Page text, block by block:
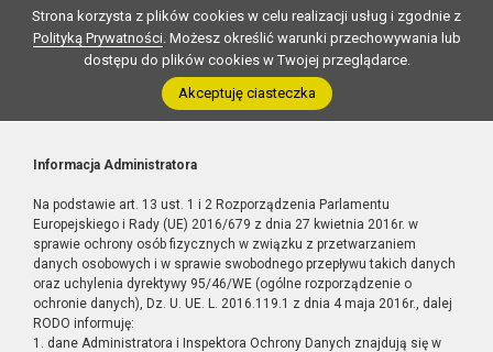
Strona korzysta z plików cookies w celu realizacji usług i zgodnie z
Polityką Prywatności. Możesz określić warunki przechowywania lub
dostępu do plików cookies w Twojej przeglądarce.
Akceptuję ciasteczka
Informacja Administratora
Na podstawie art. 13 ust. 1 i 2 Rozporządzenia Parlamentu
Europejskiego i Rady (UE) 2016/679 z dnia 27 kwietnia 2016r. w
sprawie ochrony osób fizycznych w związku z przetwarzaniem
danych osobowych i w sprawie swobodnego przepływu takich danych
oraz uchylenia dyrektywy 95/46/WE (ogólne rozporządzenie o
ochronie danych), Dz. U. UE. L. 2016.119.1 z dnia 4 maja 2016r., dalej
RODO informuję:
1. dane Administratora i Inspektora Ochrony Danych znajdują się w